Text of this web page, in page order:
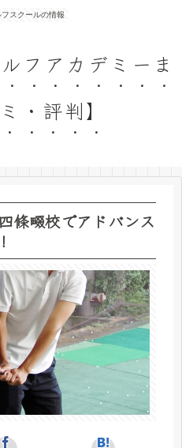
スクールの情報
フアカデミーま
・評判】
條畷校でアドバンス